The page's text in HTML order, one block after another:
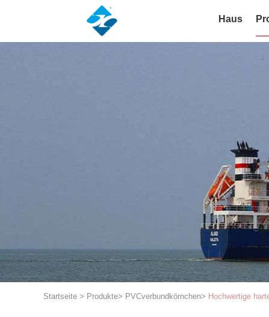
Haus
Startseite > Produkte> PVCverbundkörnchen> Hochwertige